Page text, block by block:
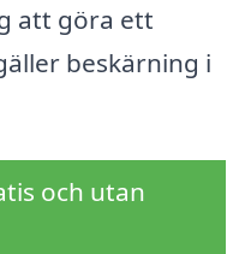
att göra ett
beskärning i
och utan